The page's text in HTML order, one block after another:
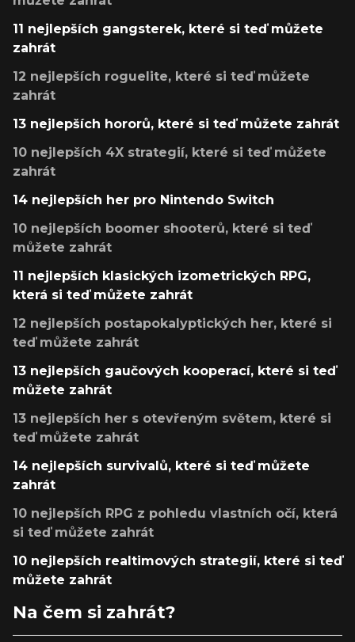
11 nejlepších gangsterek, které si teď můžete
zahrát
12 nejlepších roguelite, které si teď můžete
zahrát
13 nejlepších hororů, které si teď můžete zahrát
10 nejlepších 4X strategií, které si teď můžete
zahrát
14 nejlepších her pro Nintendo Switch
10 nejlepších boomer shooterů, které si teď
můžete zahrát
11 nejlepších klasických izometrických RPG,
která si teď můžete zahrát
12 nejlepších postapokalyptických her, které si
teď můžete zahrát
13 nejlepších gaučových kooperací, které si teď
můžete zahrát
13 nejlepších her s otevřeným světem, které si
teď můžete zahrát
14 nejlepších survivalů, které si teď můžete
zahrát
10 nejlepších RPG z pohledu vlastních očí, která
si teď můžete zahrát
10 nejlepších realtimových strategií, které si teď
můžete zahrát
Na čem si zahrát?